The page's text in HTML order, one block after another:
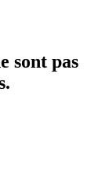
sont pas